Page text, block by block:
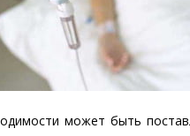
может быть